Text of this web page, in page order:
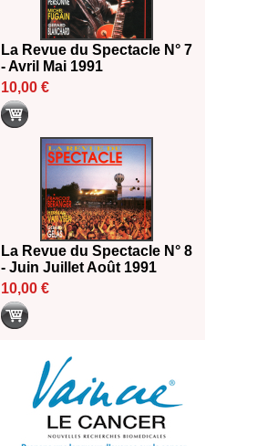
La Revue du Spectacle N° 7
- Avril Mai 1991
10,00 €
La Revue du Spectacle N° 8
- Juin Juillet Août 1991
10,00 €